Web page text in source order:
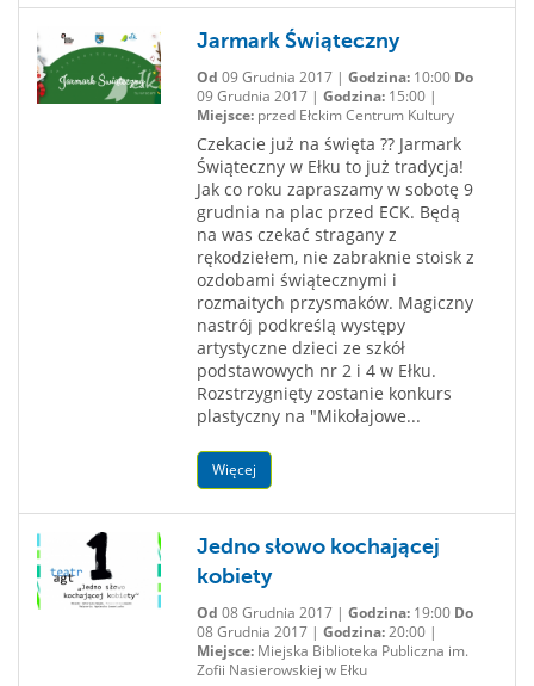
Jarmark Świąteczny
Od 09 Grudnia 2017 | Godzina:10:00 Do
09 Grudnia 2017 | Godzina:15:00 |
Miejsce:przed Ełckim Centrum Kultury
Czekacie już na święta ?? Jarmark
Świąteczny w Ełku to już tradycja!
Jak co roku zapraszamy w sobotę 9
grudnia na plac przed ECK. Będą
na was czekać stragany z
rękodziełem, nie zabraknie stoisk z
ozdobami świątecznymi i
rozmaitych przysmaków. Magiczny
nastrój podkreślą występy
artystyczne dzieci ze szkół
podstawowych nr 2 i 4 w Ełku.
Rozstrzygnięty zostanie konkurs
plastyczny na "Mikołajowe...
Więcej
Jedno słowo kochającej
kobiety
Od 08 Grudnia 2017 | Godzina:19:00 Do
08 Grudnia 2017 | Godzina:20:00 |
Miejsce:Miejska Biblioteka Publiczna im.
Zofii Nasierowskiej w Ełku